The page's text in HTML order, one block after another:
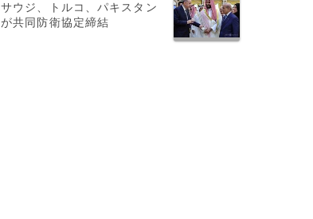
サウジ、トルコ、パキスタン
が共同防衛協定締結